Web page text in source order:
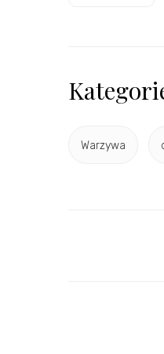
Warzywa